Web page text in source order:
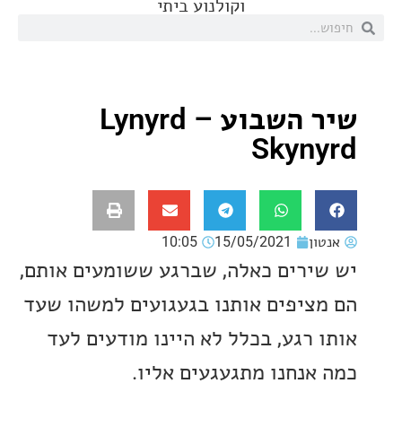
וקולנוע ביתי
שיר השבוע – Lynyrd
15/05/2021
10:05
כאלה, שברגע ששומעים אותם,
אותנו בגעגועים למשהו שעד
רגע, בכלל לא היינו מודעים לעד
מתגעגעים אליו.